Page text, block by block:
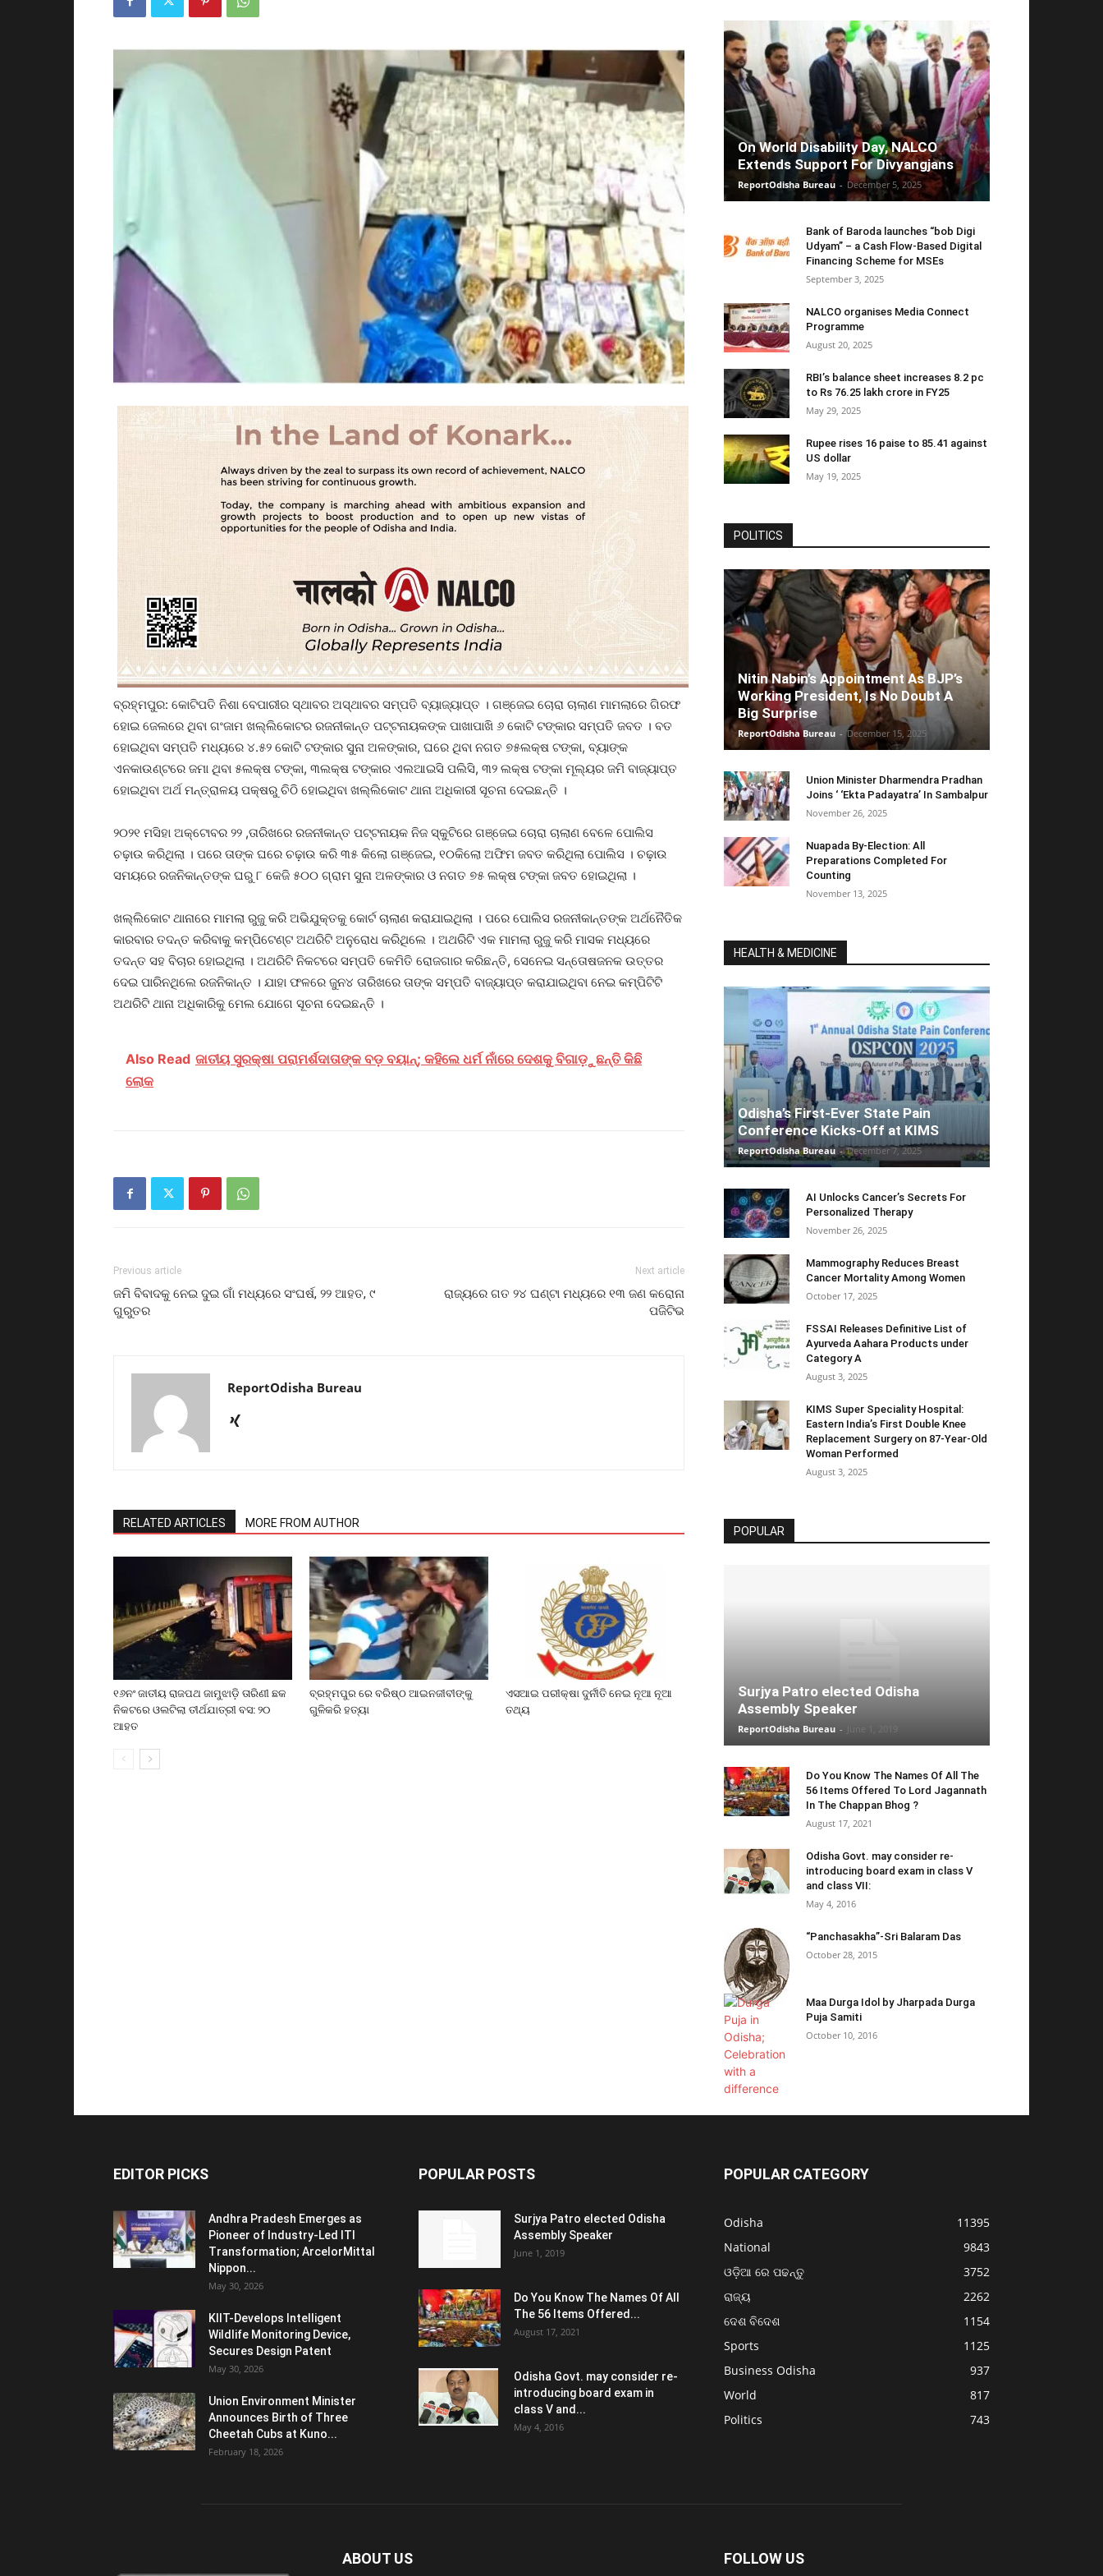
ବ୍ରହ୍ମପୁର: କୋଟିପତି ନିଶା ବେପାରୀର ସ୍ଥାବର ଅସ୍ଥାବର ସମ୍ପତି ବ୍ୟାଜ୍ୟାପ୍ତ । ଗଞ୍ଜେଇ ଚୋରା ଚାଲାଣ ମାମଲାରେ ଗିରଫ
ହୋଇ ଜେଲରେ ଥିବା ଗଂଜାମ ଖଲ୍ଲିକୋଟର ରଜନୀକାନ୍ତ ପଟ୍ଟନାୟକଙ୍କ ପାଖାପାଖି ୬ କୋଟି ଟଙ୍କାର ସମ୍ପତି ଜବତ । ବତ
ହୋଇଥିବା ସମ୍ପତି ମଧ୍ୟରେ ୪.୫୨ କୋଟି ଟଙ୍କାର ସୁନା ଅଳଙ୍କାର, ଘରେ ଥିବା ନଗତ ୭୫ଲକ୍ଷ ଟଙ୍କା, ବ୍ୟାଙ୍କ
ଏନକାଉଣ୍ଟରେ ଜମା ଥିବା ୫ଲକ୍ଷ ଟଙ୍କା, ୩ଲକ୍ଷ ଟଙ୍କାର ଏଲଆଇସି ପଲିସି, ୩୨ ଲକ୍ଷ ଟଙ୍କା ମୂଲ୍ୟର ଜମି ବାଜ୍ୟାପ୍ତ
ହୋଇଥିବା ଅର୍ଥ ମନ୍ତ୍ରାଳୟ ପକ୍ଷରୁ ଚିଠି ହୋଇଥିବା ଖଲ୍ଲିକୋଟ ଥାନା ଅଧିକାରୀ ସୂଚନା ଦେଇଛନ୍ତି ।
୨୦୨୧ ମସିହା ଅକ୍ଟୋବର ୨୨ ,ତାରିଖରେ ରଜନୀକାନ୍ତ ପଟ୍ଟନାୟକ ନିଜ ସ୍କୁଟିରେ ଗଞ୍ଜେଇ ଚୋରା ଚାଲାଣ ବେଳେ ପୋଲିସ
ଚଢ଼ାଉ କରିଥିଲା । ପରେ ତାଙ୍କ ଘରେ ଚଢ଼ାଉ କରି ୩୫ କିଲୋ ଗଞ୍ଜେଇ, ୧୦କିଲୋ ଅଫିମ ଜବତ କରିଥିଲା ପୋଲିସ । ଚଢ଼ାଉ
ସମୟରେ ରଜନିକାନ୍ତଙ୍କ ଘରୁ ୮ କେଜି ୫୦୦ ଗ୍ରାମ ସୁନା ଅଳଙ୍କାର ଓ ନଗତ ୭୫ ଲକ୍ଷ ଟଙ୍କା ଜବତ ହୋଇଥିଲା ।
ଖଲ୍ଲିକୋଟ ଥାନାରେ ମାମଲା ରୁଜୁ କରି ଅଭିଯୁକ୍ତକୁ କୋର୍ଟ ଚାଲାଣ କରାଯାଇଥିଲା । ପରେ ପୋଲିସ ରଜନୀକାନ୍ତଙ୍କ ଅର୍ଥନୈତିକ
କାରବାର ତଦନ୍ତ କରିବାକୁ କମ୍ପିଟେଣ୍ଟ ଅଥରିଟି ଅନୁରୋଧ କରିଥିଲେ । ଅଥରିଟି ଏକ ମାମଲା ରୁଜୁ କରି ମାସକ ମଧ୍ୟରେ
ତଦନ୍ତ ସହ ବିଚାର ହୋଇଥିଲା । ଅଥରିଟି ନିକଟରେ ସମ୍ପତି କେମିତି ରୋଜଗାର କରିଛନ୍ତି, ସେନେଇ ସନ୍ତୋଷଜନକ ଉତ୍ତର
ଦେଇ ପାରିନଥିଲେ ରଜନିକାନ୍ତ । ଯାହା ଫଳରେ ଜୁନ୪ ତାରିଖରେ ତାଙ୍କ ସମ୍ପତି ବାଜ୍ୟାପ୍ତ କରାଯାଇଥିବା ନେଇ କମ୍ପିଟିଟି
ଅଥରିଟି ଥାନା ଅଧିକାରିକୁ ମେଲ ଯୋଗେ ସୂଚନା ଦେଇଛନ୍ତି ।
Also Read ଜାତୀୟ ସୁରକ୍ଷା ପରାମର୍ଶଦାତାଙ୍କ ବଡ଼ ବୟାନ୍; କହିଲେ ଧର୍ମ ନାଁରେ ଦେଶକୁ ବିଗାଡ଼ୁଛନ୍ତି କିଛି
ଲୋକ
Previous article
ଜମି ବିବାଦକୁ ନେଇ ଦୁଇ ଗାଁ ମଧ୍ୟରେ ସଂଘର୍ଷ, ୨୨ ଆହତ, ୯
ଗୁରୁତର
Next article
ରାଜ୍ୟରେ ଗତ ୨୪ ଘଣ୍ଟା ମଧ୍ୟରେ ୧୩ ଜଣ କରୋନା
ପଜିଟିଭ
ReportOdisha Bureau
RELATED ARTICLES MORE FROM AUTHOR
୧୬ନଂ ଜାତୀୟ ରାଜପଥ ଜାମୁଝାଡ଼ି ତାରିଣୀ ଛକ
ନିକଟରେ ଓଲଟିଲା ତୀର୍ଥଯାତ୍ରୀ ବସ: ୨୦
ଆହତ
ବ୍ରହ୍ମପୁର ରେ ବରିଷ୍ଠ ଆଇନଜୀବୀଙ୍କୁ
ଗୁଳିକରି ହତ୍ୟା
ଏସଆଇ ପରୀକ୍ଷା ଦୁର୍ନୀତି ନେଇ ନୂଆ ନୂଆ
ତଥ୍ୟ
On World Disability Day, NALCO
Extends Support For Divyangjans
ReportOdisha Bureau - December 5, 2025
Bank of Baroda launches “bob Digi
Udyam” – a Cash Flow-Based Digital
Financing Scheme for MSEs
September 3, 2025
NALCO organises Media Connect
Programme
August 20, 2025
RBI’s balance sheet increases 8.2 pc
to Rs 76.25 lakh crore in FY25
May 29, 2025
Rupee rises 16 paise to 85.41 against
US dollar
May 19, 2025
POLITICS
Nitin Nabin’s Appointment As BJP’s
Working President, Is No Doubt A
Big Surprise
ReportOdisha Bureau - December 15, 2025
Union Minister Dharmendra Pradhan
Joins ‘ ‘Ekta Padayatra’ In Sambalpur
November 26, 2025
Nuapada By-Election: All
Preparations Completed For
Counting
November 13, 2025
HEALTH & MEDICINE
Odisha’s First-Ever State Pain
Conference Kicks-Off at KIMS
ReportOdisha Bureau - December 7, 2025
AI Unlocks Cancer’s Secrets For
Personalized Therapy
November 26, 2025
Mammography Reduces Breast
Cancer Mortality Among Women
October 17, 2025
FSSAI Releases Definitive List of
Ayurveda Aahara Products under
Category A
August 3, 2025
KIMS Super Speciality Hospital:
Eastern India’s First Double Knee
Replacement Surgery on 87-Year-Old
Woman Performed
August 3, 2025
POPULAR
Surjya Patro elected Odisha
Assembly Speaker
ReportOdisha Bureau -
Do You Know The Names Of All The
56 Items Offered To Lord Jagannath
In The Chappan Bhog ?
August 17, 2021
Odisha Govt. may consider re-
introducing board exam in class V
and class VII:
May 4, 2016
“Panchasakha”-Sri Balaram Das
October 28, 2015
Maa Durga Idol by Jharpada Durga
Puja Samiti
October 10, 2016
EDITOR PICKS
Andhra Pradesh Emerges as
Pioneer of Industry-Led ITI
Transformation; ArcelorMittal
Nippon...
May 30, 2026
KIIT-Develops Intelligent
Wildlife Monitoring Device,
Secures Design Patent
May 30, 2026
Union Environment Minister
Announces Birth of Three
Cheetah Cubs at Kuno...
February 18, 2026
POPULAR POSTS
Surjya Patro elected Odisha
Assembly Speaker
June 1, 2019
Do You Know The Names Of All
The 56 Items Offered...
August 17, 2021
Odisha Govt. may consider re-
introducing board exam in
class V and...
May 4, 2016
POPULAR CATEGORY
Odisha
11395
National
9843
ଓଡ଼ିଆ ରେ ପଢନ୍ତୁ
3752
ରାଜ୍ୟ
2262
ଦେଶ ବିଦେଶ
1154
Sports
1125
Business Odisha
937
World
817
Politics
743
ABOUT US FOLLOW US